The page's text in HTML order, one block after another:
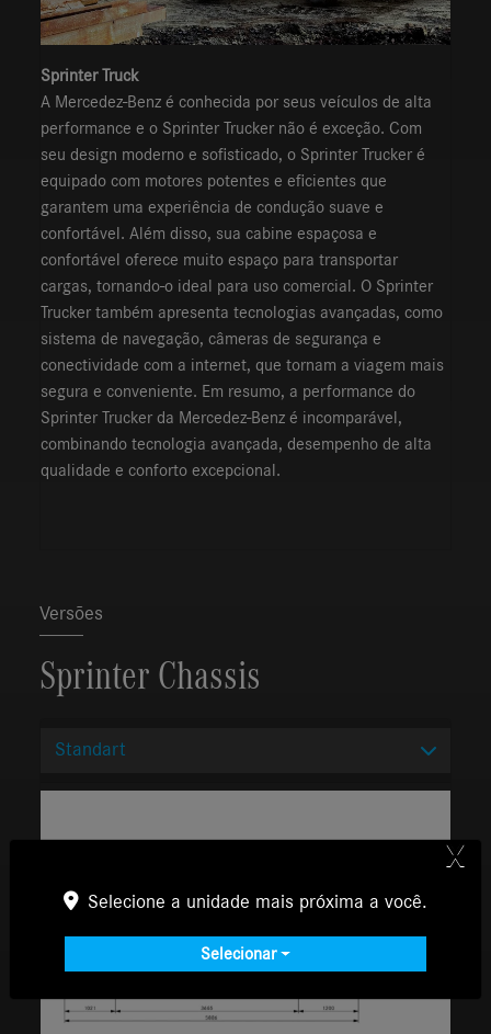
Sprinter Truck
A Mercedez-Benz é conhecida por seus veículos de alta
performance e o Sprinter Trucker não é exceção. Com
seu design moderno e sofisticado, o Sprinter Trucker é
equipado com motores potentes e eficientes que
garantem uma experiência de condução suave e
confortável. Além disso, sua cabine espaçosa e
confortável oferece muito espaço para transportar
cargas, tornando-o ideal para uso comercial. O Sprinter
Trucker também apresenta tecnologias avançadas, como
sistema de navegação, câmeras de segurança e
conectividade com a internet, que tornam a viagem mais
segura e conveniente. Em resumo, a performance do
Sprinter Trucker da Mercedez-Benz é incomparável,
combinando tecnologia avançada, desempenho de alta
qualidade e conforto excepcional.
Versões
Sprinter Chassis
Standart
X
Selecione a unidade mais próxima a você.
Selecionar